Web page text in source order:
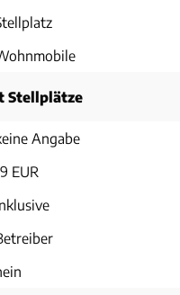
Stellplätze
Angabe
EUR